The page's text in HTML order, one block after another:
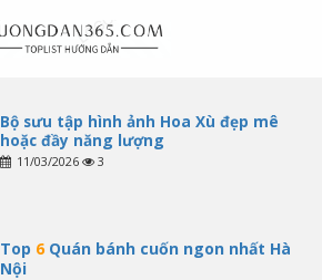
Bộ sưu tập hình ảnh Hoa Xù đẹp mê
hoặc đầy năng lượng
11/03/2026 3
Top 6Quán bánh cuốn ngon nhất Hà
Nội